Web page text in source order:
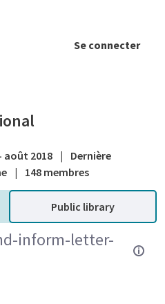
Se connecter
national
août 2018 |
Dernière
| 148 membres
Public library
inform-letter-